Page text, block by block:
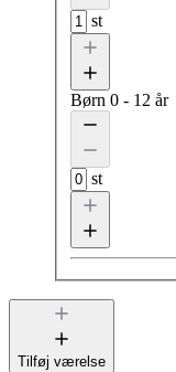
st
Børn 0 - 12 år
st
Tilføj værelse